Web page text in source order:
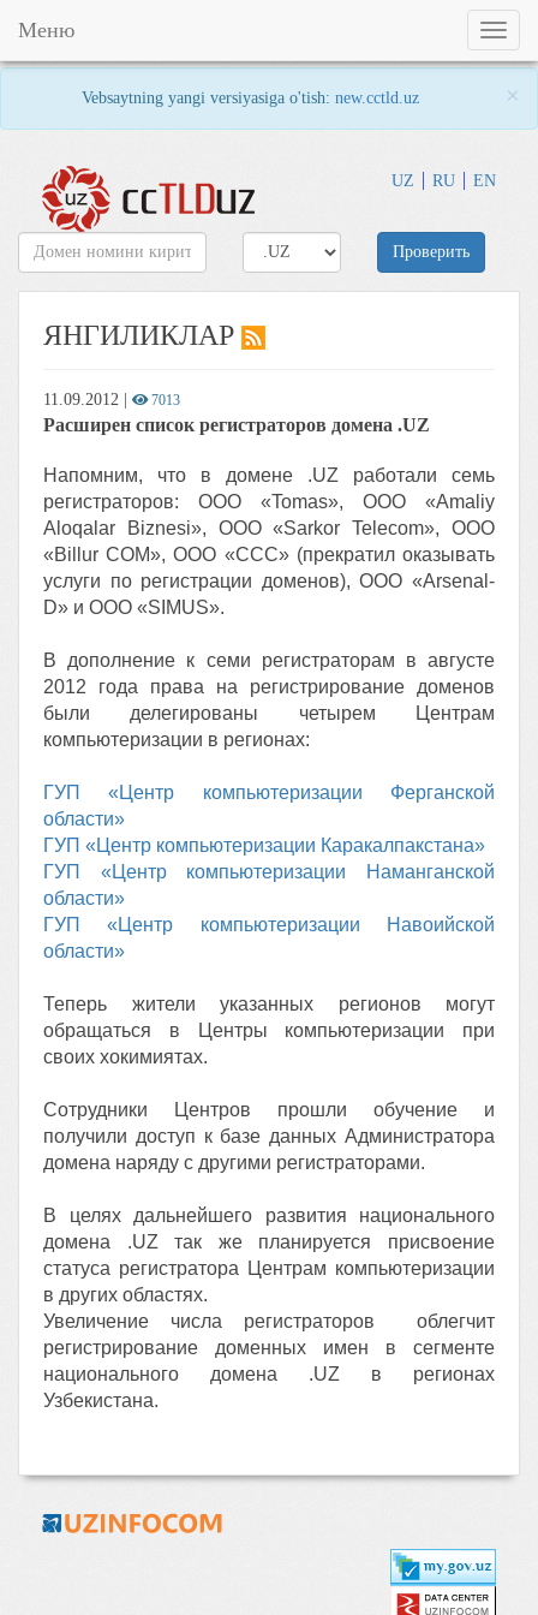
Vebsaytning yangi versiyasiga o'tish: new.cctld.uz ×
UZ RU EN
Toggle
Меню
Проверить
ЯНГИЛИКЛАР
11.09.2012 7013
Расширен список регистраторов домена .UZ
Напомним, что в домене .UZ работали семь
регистраторов: ООО «Tomas», ООО «Amaliy
Aloqalar Biznesi», ООО «Sarkor Telecom», ООО
«Billur СОМ», ООО «ССС» (прекратил оказывать
услуги по регистрации доменов), ООО «Arsenal-
D» и ООО «SIMUS».
В дополнение к семи регистраторам в августе
2012 года права на регистрирование доменов
были делегированы четырем Центрам
компьютеризации в регионах:
ГУП «Центр компьютеризации Ферганской
области»
ГУП «Центр компьютеризации Каракалпакстана»
ГУП «Центр компьютеризации Наманганской
области»
ГУП «Центр компьютеризации Навоийской
области»
Теперь жители указанных регионов могут
обращаться в Центры компьютеризации при
своих хокимиятах.
Сотрудники Центров прошли обучение и
получили доступ к базе данных Администратора
домена наряду с другими регистраторами.
В целях дальнейшего развития национального
домена .UZ так же планируется присвоение
статуса регистратора Центрам компьютеризации
в других областях.
Увеличение числа регистраторов облегчит
регистрирование доменных имен в сегменте
национального домена .UZ в регионах
Узбекистана.